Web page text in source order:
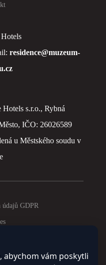
residence@muzeum-
Hotels s.r.o., Rybná
IČO: 26026589
u Městského soudu v
údajů GDPR
abychom vám poskytli